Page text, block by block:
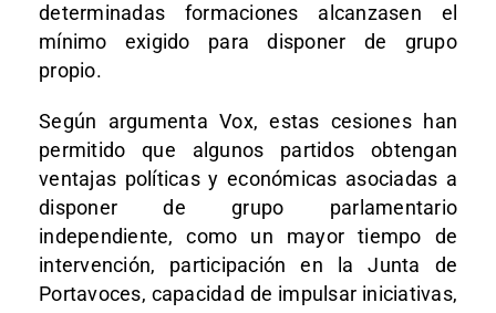
determinadas formaciones alcanzasen el
mínimo exigido para disponer de grupo
propio.
Según argumenta Vox, estas cesiones han
permitido que algunos partidos obtengan
ventajas políticas y económicas asociadas a
disponer de grupo parlamentario
independiente, como un mayor tiempo de
intervención, participación en la Junta de
Portavoces, capacidad de impulsar iniciativas,